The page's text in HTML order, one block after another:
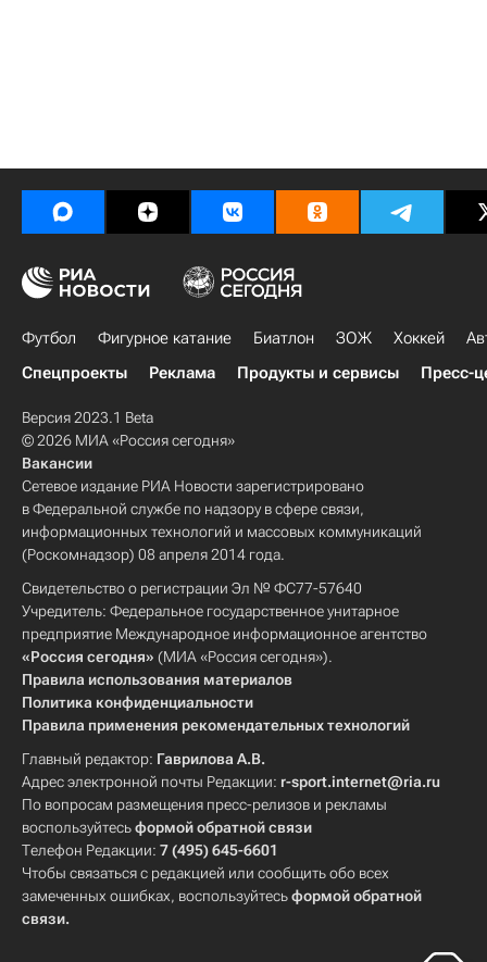
Футбол Фигурное катание Биатлон ЗОЖ Хоккей
Спецпроекты
Реклама Продукты и сервисы Пресс-
Версия 2023.1 Beta
© 2026 МИА «Россия сегодня»
Вакансии
Сетевое издание РИА Новости зарегистрировано
в Федеральной службе по надзору в сфере связи,
информационных технологий и массовых коммуникаций
(Роскомнадзор) 08 апреля 2014 года.
Свидетельство о регистрации Эл № ФС77-57640
Учредитель: Федеральное государственное унитарное
предприятие Международное информационное агентство
«Россия сегодня» (МИА «Россия сегодня»).
Правила использования материалов
Политика конфиденциальности
Правила применения рекомендательных технологий
Главный редактор: Гаврилова А.В.
Адрес электронной почты Редакции: r-sport.internet@ria.ru
По вопросам размещения пресс-релизов и рекламы
воспользуйтесьформой обратной связи
Телефон Редакции: 7 (495) 645-6601
Чтобы связаться с редакцией или сообщить обо всех
замеченных ошибках, воспользуйтесьформой обратной
связи.